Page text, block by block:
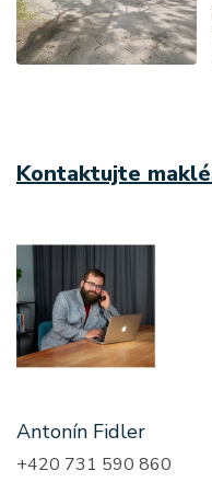
Kontaktujte
Antonín Fidler
+420 731 590 860